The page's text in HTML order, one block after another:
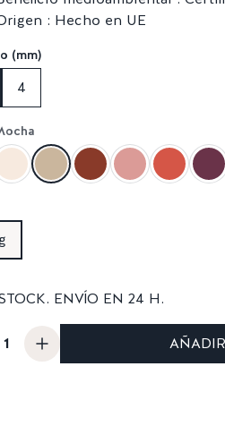
(mm)
4
ENVÍO EN 24 H.